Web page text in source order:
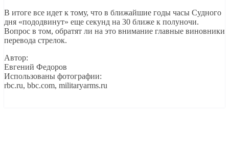
В итоге все идет к тому, что в ближайшие годы часы Судного
дня «пододвинут» еще секунд на 30 ближе к полуночи.
Вопрос в том, обратят ли на это внимание главные виновники
перевода стрелок.
Автор:
Евгений Федоров
Использованы фотографии:
rbc.ru, bbc.com, militaryarms.ru